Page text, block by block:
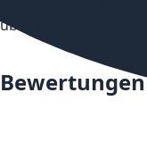
überzeugen.
Bewertungen